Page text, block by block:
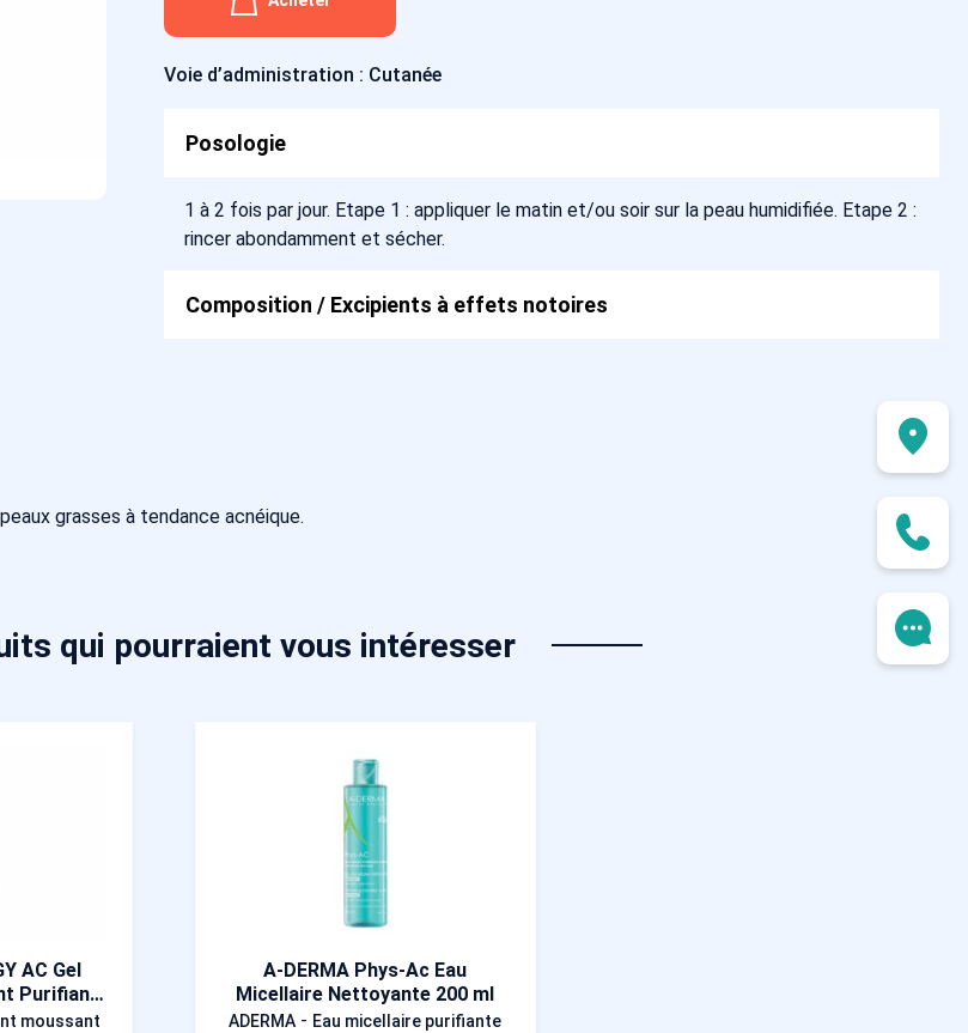
Voie d’administration : Cutanée
Posologie
1 à 2 fois par jour. Etape 1 : appliquer le matin et/ou soir sur la peau humidifiée. Etape 2 :
rincer abondamment et sécher.
Composition / Excipients à effets notoires
grasses à tendance acnéique.
qui pourraient vous intéresser
AC Gel
Purifiant
moussant
A-DERMA Phys-Ac Eau
Micellaire Nettoyante 200 ml
ADERMA - Eau micellaire purifiante